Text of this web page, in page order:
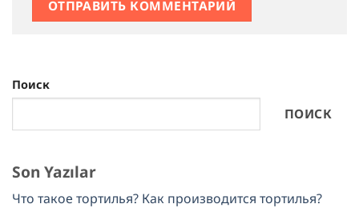
Поиск
ПОИСК
Son Yazılar
Что такое тортилья? Как производится тортилья?